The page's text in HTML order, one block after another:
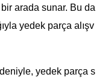
arada sunar. Bu da
yedek parça alışv
yedek parça s